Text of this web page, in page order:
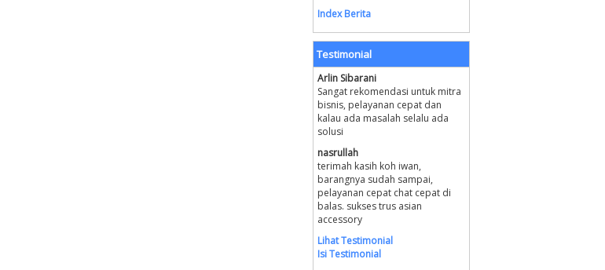
Index Berita
Testimonial
Arlin Sibarani
Sangat rekomendasi untuk mitra
bisnis, pelayanan cepat dan
kalau ada masalah selalu ada
solusi
nasrullah
terimah kasih koh iwan,
barangnya sudah sampai,
pelayanan cepat chat cepat di
balas. sukses trus asian
accessory
Lihat Testimonial
Isi Testimonial